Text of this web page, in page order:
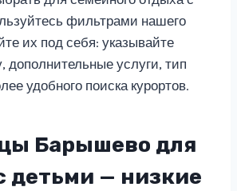
фильтрами нашего
их под себя: указывайте
услуги, тип
удобного поиска курортов.
Барышево для
детьми — низкие